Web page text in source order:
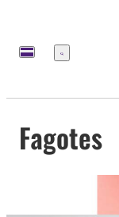
Menu
Fagotes